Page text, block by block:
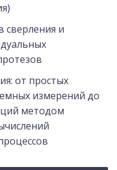
сверления и
от простых
измерений до
методом